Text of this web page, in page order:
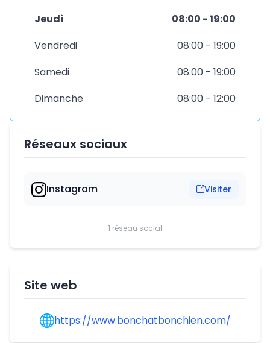
Jeudi
08:00 - 19:00
Vendredi
08:00 - 19:00
Samedi
08:00 - 19:00
Dimanche
08:00 - 12:00
Réseaux sociaux
Instagram Visiter
1 réseau social
Site web
https://www.bonchatbonchien.com/